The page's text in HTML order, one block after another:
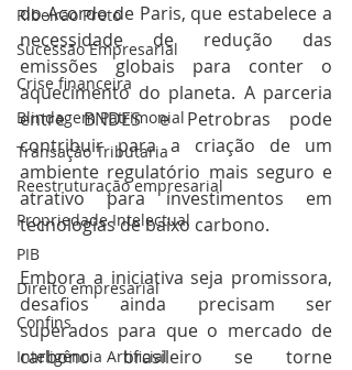
Ribeirão Preto
Sucessão Empresarial
Crise financeira
Blindagem Patrimonial
Transação Tributaria
Reestruturação empresarial
Propriedade Intelectual
PIB
Direito empresarial
Confins
Inteligência Artificial
do Acordo de Paris, que estabelece a
necessidade de redução das
emissões globais para conter o
aquecimento do planeta. A parceria
entre BNDES e Petrobras pode
contribuir para a criação de um
ambiente regulatório mais seguro e
atrativo para investimentos em
tecnologias de baixo carbono.
Embora a iniciativa seja promissora,
desafios ainda precisam ser
superados para que o mercado de
carbono brasileiro se torne